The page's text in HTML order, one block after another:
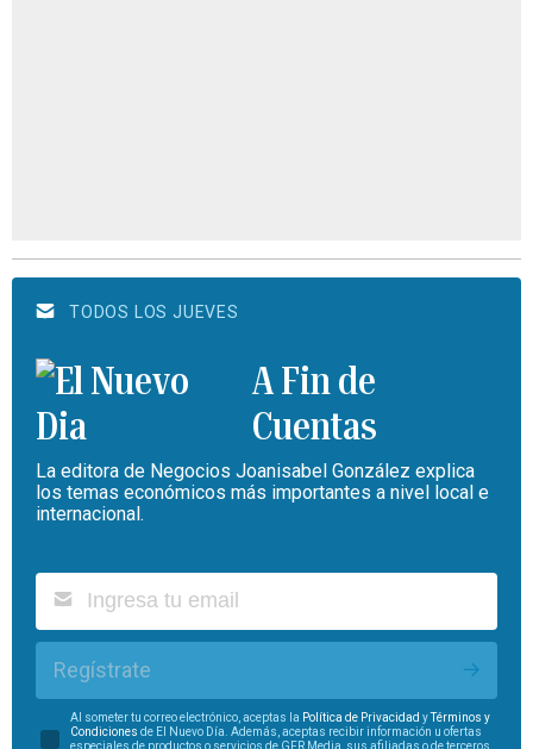
TODOS LOS JUEVES
A Fin de
Cuentas
La editora de Negocios Joanisabel González explica
los temas económicos más importantes a nivel local e
internacional.
Regístrate
Al someter tu correo electrónico, aceptas la Política de Privacidad yTérminos y
Condiciones de El Nuevo Día. Además, aceptas recibir información u ofertas
especiales de productos o servicios de GFR Media, sus afiliadas o de terceros.